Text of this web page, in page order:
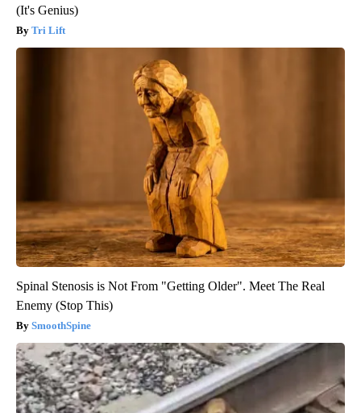
(It's Genius)
Tri Lift
Spinal Stenosis is Not From "Getting Older". Meet The Real
Enemy (Stop This)
SmoothSpine